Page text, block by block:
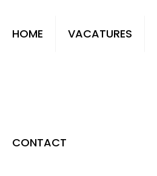
HOME VACATURES
CONTACT